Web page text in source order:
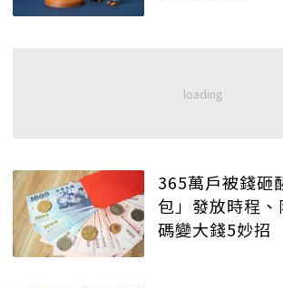
365萬戶被錢砸
包」發放時程
碼變大錢5妙招